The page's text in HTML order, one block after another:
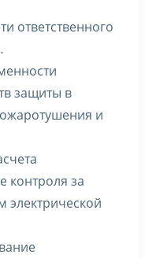
ответственного
защиты в
и
контроля за
электрической